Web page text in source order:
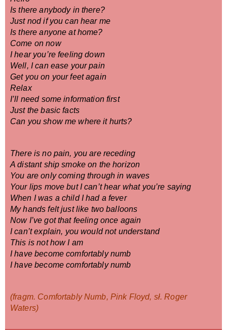
Is there anybody in there?
Just nod if you can hear me
Is there anyone at home?
Come on now
I hear you’re feeling down
Well, I can ease your pain
Get you on your feet again
Relax
I’ll need some information first
Just the basic facts
Can you show me where it hurts?
There is no pain, you are receding
A distant ship smoke on the horizon
You are only coming through in waves
Your lips move but I can’t hear what you’re saying
When I was a child I had a fever
My hands felt just like two balloons
Now I’ve got that feeling once again
I can’t explain, you would not understand
This is not how I am
I have become comfortably numb
I have become comfortably numb
(fragm. Comfortably Numb, Pink Floyd, sł. Roger
Waters)